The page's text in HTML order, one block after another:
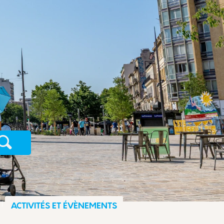
Recherche
ACTIVITÉS ET ÉVÈNEMENTS